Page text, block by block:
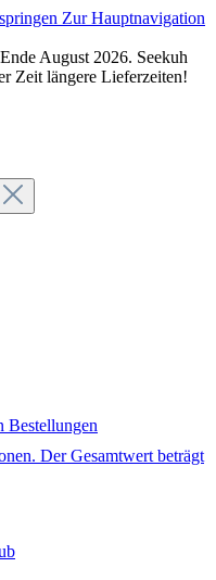
Zur Hauptnavigation
August 2026. Seekuh
Zeit längere Lieferzeiten!
Bestellungen
Der Gesamtwert beträgt